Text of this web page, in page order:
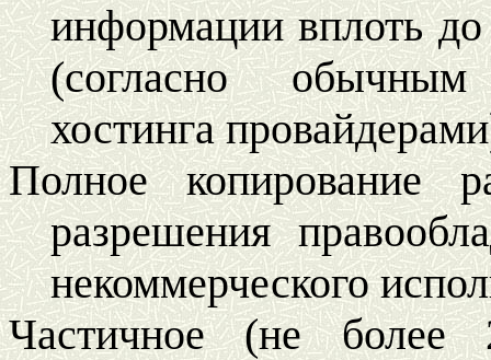
информации вплоть
(согласно обычным
хостинга
Полное копирование
разрешения
некоммерческого
Частичное (не более